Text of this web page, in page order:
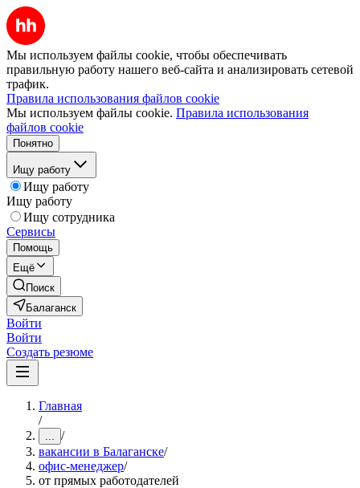
Мы используем файлы cookie, чтобы обеспечивать
правильную работу нашего веб-сайта и анализировать сетевой
трафик.
Правила использования файлов cookie
Мы используем файлы cookie. Правила использования
файлов cookie
Понятно
Ищу работу
Ищу работу
Ищу работу
Ищу сотрудника
Сервисы
Помощь
Ещё
Поиск
Балаганск
Войти
Войти
Создать резюме
Главная
/
... /
вакансии в Балаганске/
офис-менеджер/
от прямых работодателей